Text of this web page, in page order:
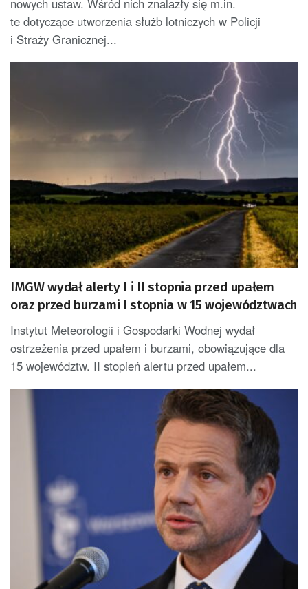
te dotyczące utworzenia służb lotniczych w Policji
i Straży Granicznej...
IMGW wydał alerty I i II stopnia przed upałem
oraz przed burzami I stopnia w 15 województwach
Instytut Meteorologii i Gospodarki Wodnej wydał
ostrzeżenia przed upałem i burzami, obowiązujące dla
15 województw. II stopień alertu przed upałem...